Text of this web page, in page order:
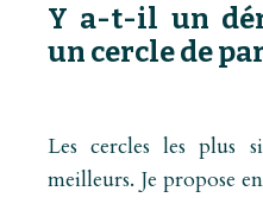
Y a-t-il un
un cercle de
Les cercles les plus
meilleurs. Je propose